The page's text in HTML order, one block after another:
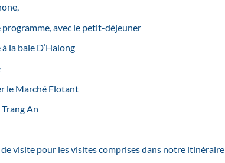
programme, avec le petit-déjeuner
la baie D’Halong
le Marché Flotant
Trang An
de visite pour les visites comprises dans notre itinéraire